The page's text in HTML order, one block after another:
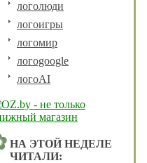
логолюди
логоигры
логомир
логоgoogle
логоAI
НА ЭТОЙ НЕДЕЛЕ
ЧИТАЛИ: